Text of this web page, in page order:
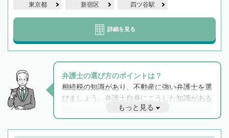
東京都 新宿区 四ツ谷駅
詳細を見る
弁護士の選び方のポイントは？
相続税の知識があり、不動産に強い弁護士を選
びましょう。弁護士自身にこうした知識がある
と他士業との連携もスムーズに進み、トラブル
解決のみならず相続をトータルで任せることが
できます。また、相続は感情がからむ分野なの
もっと見る